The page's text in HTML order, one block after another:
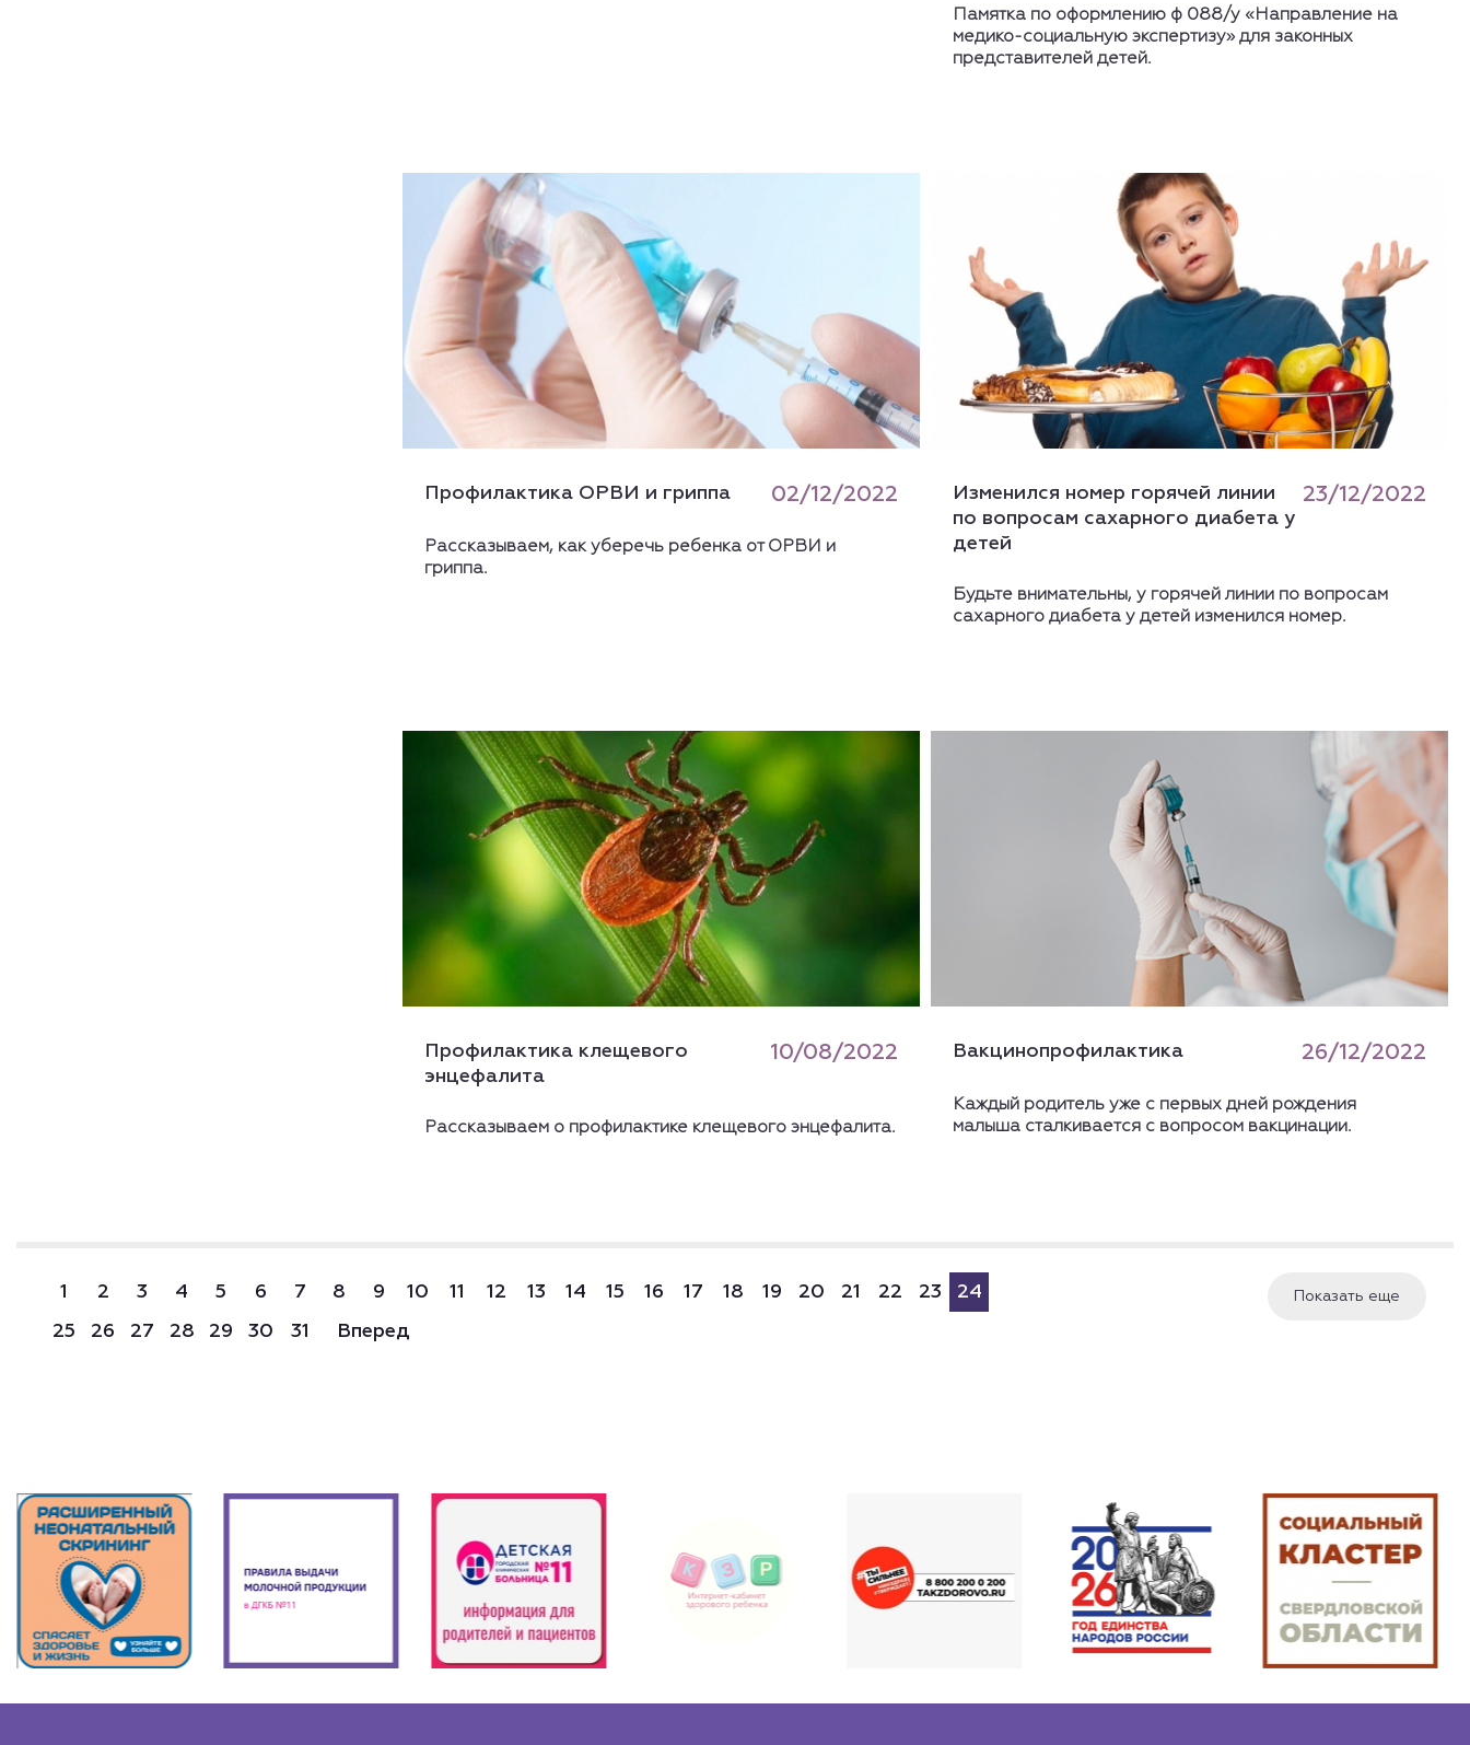
Памятка по оформлению ф 088/у «Направление на
медико-социальную экспертизу» для законных
представителей детей.
Профилактика ОРВИ и гриппа 02/12/2022
Рассказываем, как уберечь ребенка от ОРВИ и
гриппа.
Изменился номер горячей линии
по вопросам сахарного диабета у
детей
23/12/2022
Будьте внимательны, у горячей линии по вопросам
сахарного диабета у детей изменился номер.
Профилактика клещевого
энцефалита
10/08/2022
Рассказываем о профилактике клещевого энцефалита.
Вакцинопрофилактика 26/12/2022
Каждый родитель уже с первых дней рождения
малыша сталкивается с вопросом вакцинации.
1 2 3 4 5 6 7 8 9 10 11 12 13 14 15 16 17 18 19 20 21 22 23
24
25
26 27 28 29 30 31 Вперед
Показать еще